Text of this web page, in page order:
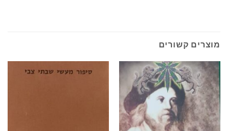
מוצרים קשורים